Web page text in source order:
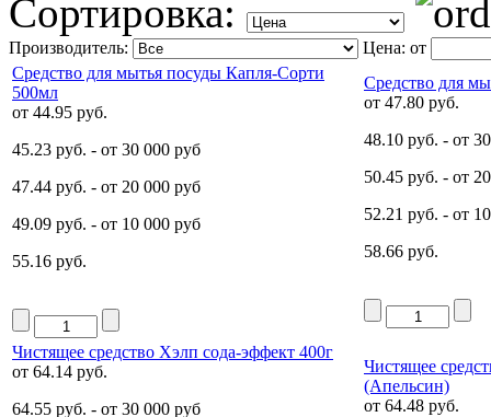
Сортировка:
Производитель: Цена: от
Средство для мытья посуды Капля-Сорти
500мл
от 44.95 руб.
45.23 руб. - от 30 000 руб
47.44 руб. - от 20 000 руб
49.09 руб. - от 10 000 руб
55.16 руб.
Средство для
от 47.80 руб.
48.10 руб. - от
50.45 руб. - от
52.21 руб. - от
58.66 руб.
Чистящее средство Хэлп сода-эффект 400г
от 64.14 руб.
64.55 руб. - от 30 000 руб
Чистящее
(Апельсин)
от 64.48 руб.